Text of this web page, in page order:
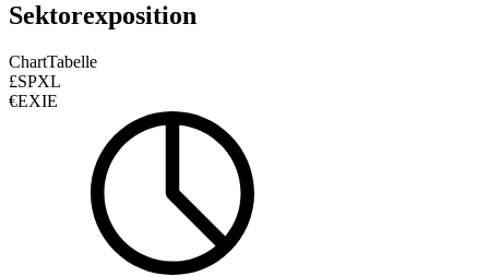
Sektorexposition
ChartTabelle
£SPXL
€EXIE